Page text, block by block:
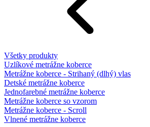
Všetky produkty
Uzlíkové metrážne koberce
Metrážne koberce - Strihaný (dlhý) vlas
Detské metrážne koberce
Jednofarebné metrážne koberce
Metrážne koberce so vzorom
Metrážne koberce - Scroll
Vlnené metrážne koberce